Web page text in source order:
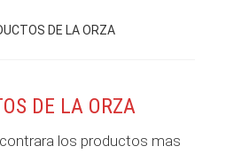
DE LA ORZA
DE LA ORZA
los productos mas